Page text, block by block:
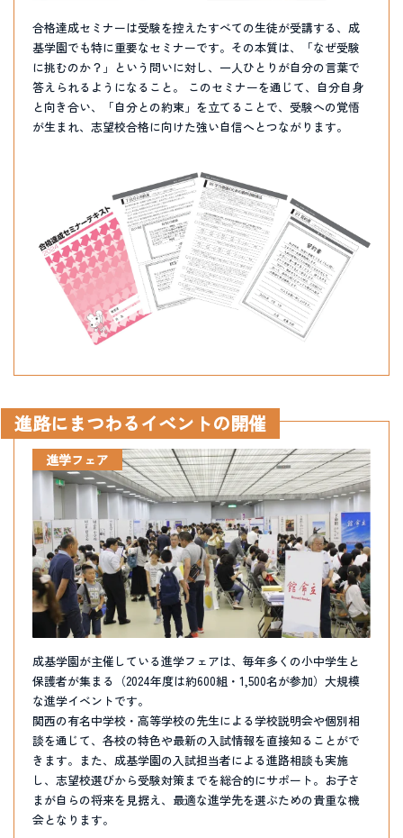
合格達成セミナーは受験を控えたすべての生徒が受講する、成
基学園でも特に重要なセミナーです。その本質は、「なぜ受験
に挑むのか？」という問いに対し、一人ひとりが自分の言葉で
答えられるようになること。 このセミナーを通じて、自分自身
と向き合い、「自分との約束」を立てることで、受験への覚悟
が生まれ、志望校合格に向けた強い自信へとつながります。
進路にまつわるイベントの開催
進学フェア
成基学園が主催している進学フェアは、毎年多くの小中学生と
保護者が集まる（2024年度は約600組・1,500名が参加）大規模
な進学イベントです。
関西の有名中学校・高等学校の先生による学校説明会や個別相
談を通じて、各校の特色や最新の入試情報を直接知ることがで
きます。また、成基学園の入試担当者による進路相談も実施
し、志望校選びから受験対策までを総合的にサポート。お子さ
まが自らの将来を見据え、最適な進学先を選ぶための貴重な機
会となります。